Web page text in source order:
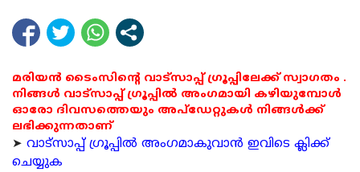
മരിയൻ ടൈംസിന്റെ വാട്സാപ്പ് ഗ്രൂപ്പിലേക്ക് സ്വാഗതം .
നിങ്ങൾ വാട്സാപ്പ് ഗ്രൂപ്പിൽ അംഗമായി കഴിയുമ്പോൾ
ഓരോ ദിവസത്തെയും അപ്ഡേറ്റുകൾ നിങ്ങൾക്ക്
ലഭിക്കുന്നതാണ്
➤ വാട്സാപ്പ് ഗ്രൂപ്പിൽ അംഗമാകുവാൻ ഇവിടെ ക്ലിക്ക്
ചെയ്യുക